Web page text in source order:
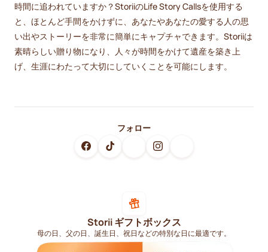
時間に追われていますか？StoriiのLife Story Callsを使用する
と、ほとんど手間をかけずに、あなたやあなたの愛する人の思
い出やストーリーを非常に簡単にキャプチャできます。Storiiは
素晴らしい贈り物になり、人々が時間をかけて遺産を築き上
げ、生涯にわたって大切にしていくことを可能にします。
フォロー
Storii ギフトボックス
母の日、父の日、誕生日、祝日などの特別な日に最適です。